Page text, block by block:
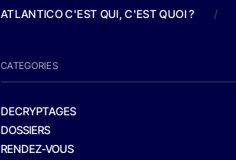
ATLANTICO C'EST QUI, C'EST QUOI ? /
CATEGORIES
DECRYPTAGES
DOSSIERS
RENDEZ-VOUS